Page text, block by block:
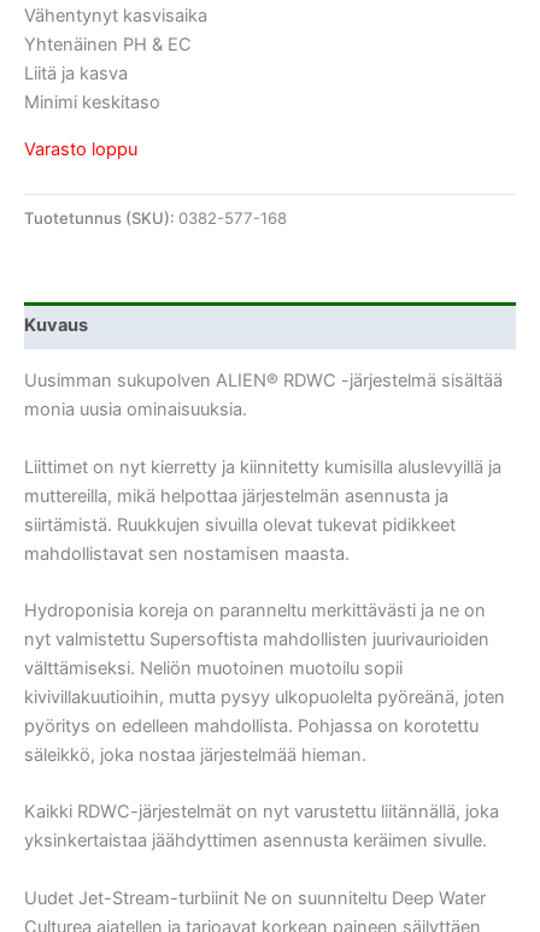
Vähentynyt kasvisaika
Yhtenäinen PH & EC
Liitä ja kasva
Minimi keskitaso
Varasto loppu
Tuotetunnus (SKU): 0382-577-168
Kuvaus
Uusimman sukupolven ALIEN® RDWC -järjestelmä sisältää
monia uusia ominaisuuksia.
Liittimet on nyt kierretty ja kiinnitetty kumisilla aluslevyillä ja
muttereilla, mikä helpottaa järjestelmän asennusta ja
siirtämistä. Ruukkujen sivuilla olevat tukevat pidikkeet
mahdollistavat sen nostamisen maasta.
Hydroponisia koreja on paranneltu merkittävästi ja ne on
nyt valmistettu Supersoftista mahdollisten juurivaurioiden
välttämiseksi. Neliön muotoinen muotoilu sopii
kivivillakuutioihin, mutta pysyy ulkopuolelta pyöreänä, joten
pyöritys on edelleen mahdollista. Pohjassa on korotettu
säleikkö, joka nostaa järjestelmää hieman.
Kaikki RDWC-järjestelmät on nyt varustettu liitännällä, joka
yksinkertaistaa jäähdyttimen asennusta keräimen sivulle.
Uudet Jet-Stream-turbiinit Ne on suunniteltu Deep Water
Culturea ajatellen ja tarjoavat korkean paineen säilyttäen